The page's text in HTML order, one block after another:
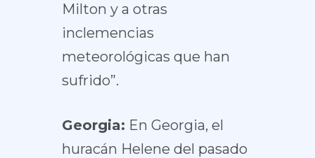
Milton y a otras
inclemencias
meteorológicas que han
sufrido”.
Georgia: En Georgia, el
huracán Helene del pasado